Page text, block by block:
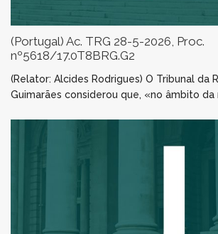
(Portugal) Ac. TRG 28-5-2026, Proc.
nº5618/17.0T8BRG.G2
(Relator: Alcides Rodrigues) O Tribunal da
Guimarães considerou que, «no âmbito da